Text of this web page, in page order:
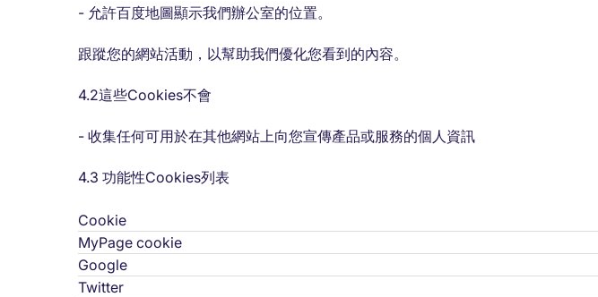
- 允許百度地圖顯示我們辦公室的位置。
跟蹤您的網站活動，以幫助我們優化您看到的內容。
4.2這些Cookies不會
- 收集任何可用於在其他網站上向您宣傳產品或服務的個人資訊
4.3 功能性Cookies列表
Cookie
MyPage cookie
Google
Twitter